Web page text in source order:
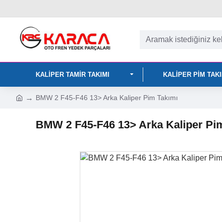
KALIPER TAMIR TAKIMI KALIPER PIM
BMW 2 F45-F46 13> Arka Kaliper Pim Takımı
BMW 2 F45-F46 13> Arka Kaliper